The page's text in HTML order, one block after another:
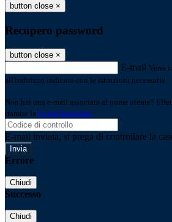
button close ×
Recupero password
button close ×
E-mail Verrà
all'indirizzo indicato con le istruzioni necessarie.
Non hai una e-mail associata al nome utente?
tramite la Login Spaggiari
E-mail inviata, si prega di controllare la
Errore
Chiudi
Successo
Chiudi